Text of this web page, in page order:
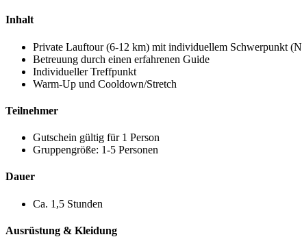
Inhalt
Private Lauftour (6-12 km) mit individuellem Schwerpunkt
Betreuung durch einen erfahrenen Guide
Individueller Treffpunkt
Warm-Up und Cooldown/Stretch
Teilnehmer
Gutschein gültig für 1 Person
Gruppengröße: 1-5 Personen
Dauer
Ca. 1,5 Stunden
Ausrüstung & Kleidung